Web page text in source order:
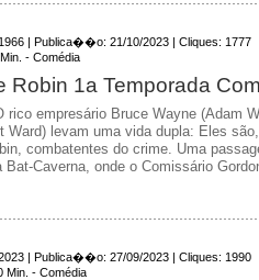
| Publica��o: 21/10/2023 | Cliques: 1777
- Comédia
Robin 1a Temporada
rico empresário Bruce Wayne (Adam
Ward) levam uma vida dupla: Eles
combatentes do crime. Uma
Bat-Caverna, onde o Comissário
| Publica��o: 27/09/2023 | Cliques: 1990
Min. - Comédia